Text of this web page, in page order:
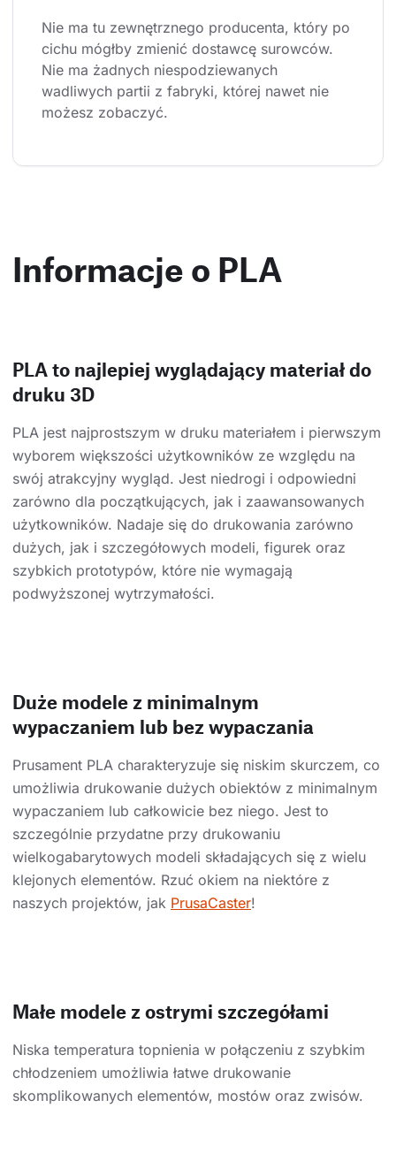
Nie ma tu zewnętrznego producenta, który po
cichu mógłby zmienić dostawcę surowców.
Nie ma żadnych niespodziewanych
wadliwych partii z fabryki, której nawet nie
możesz zobaczyć.
Informacje o PLA
PLA to najlepiej wyglądający materiał do
druku 3D
PLA jest najprostszym w druku materiałem i pierwszym
wyborem większości użytkowników ze względu na
swój atrakcyjny wygląd. Jest niedrogi i odpowiedni
zarówno dla początkujących, jak i zaawansowanych
użytkowników. Nadaje się do drukowania zarówno
dużych, jak i szczegółowych modeli, figurek oraz
szybkich prototypów, które nie wymagają
podwyższonej wytrzymałości.
Duże modele z minimalnym
wypaczaniem lub bez wypaczania
Prusament PLA charakteryzuje się niskim skurczem, co
umożliwia drukowanie dużych obiektów z minimalnym
wypaczaniem lub całkowicie bez niego. Jest to
szczególnie przydatne przy drukowaniu
wielkogabarytowych modeli składających się z wielu
klejonych elementów. Rzuć okiem na niektóre z
naszych projektów, jak PrusaCaster!
Małe modele z ostrymi szczegółami
Niska temperatura topnienia w połączeniu z szybkim
chłodzeniem umożliwia łatwe drukowanie
skomplikowanych elementów, mostów oraz zwisów.